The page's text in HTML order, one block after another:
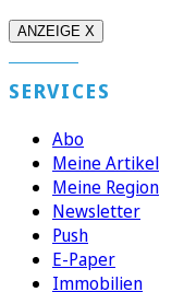
ANZEIGE X
SERVICES
Abo
Meine Artikel
Meine Region
Newsletter
Push
E-Paper
Immobilien